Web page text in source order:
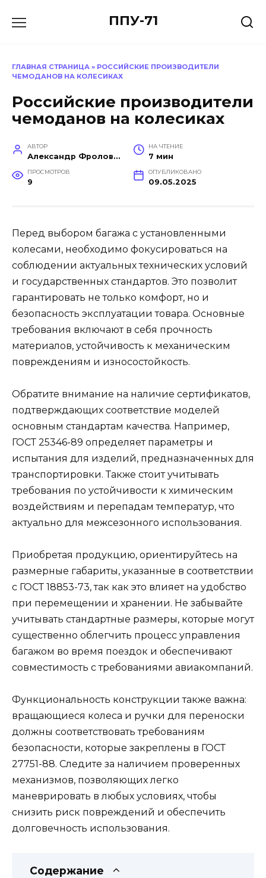
ППУ-71
ГЛАВНАЯ СТРАНИЦА » РОССИЙСКИЕ ПРОИЗВОДИТЕЛИ
ЧЕМОДАНОВ НА КОЛЕСИКАХ
Российские производители
чемоданов на колесиках
АВТОР
Александр Фролов (Инженер, эксперт в построении производств)
НА ЧТЕНИЕ
7 мин
ПРОСМОТРОВ
9
ОПУБЛИКОВАНО
09.05.2025
Перед выбором багажа с установленными
колесами, необходимо фокусироваться на
соблюдении актуальных технических условий
и государственных стандартов. Это позволит
гарантировать не только комфорт, но и
безопасность эксплуатации товара. Основные
требования включают в себя прочность
материалов, устойчивость к механическим
повреждениям и износостойкость.
Обратите внимание на наличие сертификатов,
подтверждающих соответствие моделей
основным стандартам качества. Например,
ГОСТ 25346-89 определяет параметры и
испытания для изделий, предназначенных для
транспортировки. Также стоит учитывать
требования по устойчивости к химическим
воздействиям и перепадам температур, что
актуально для межсезонного использования.
Приобретая продукцию, ориентируйтесь на
размерные габариты, указанные в соответствии
с ГОСТ 18853-73, так как это влияет на удобство
при перемещении и хранении. Не забывайте
учитывать стандартные размеры, которые могут
существенно облегчить процесс управления
багажом во время поездок и обеспечивают
совместимость с требованиями авиакомпаний.
Функциональность конструкции также важна:
вращающиеся колеса и ручки для переноски
должны соответствовать требованиям
безопасности, которые закреплены в ГОСТ
27751-88. Следите за наличием проверенных
механизмов, позволяющих легко
маневрировать в любых условиях, чтобы
снизить риск повреждений и обеспечить
долговечность использования.
Содержание